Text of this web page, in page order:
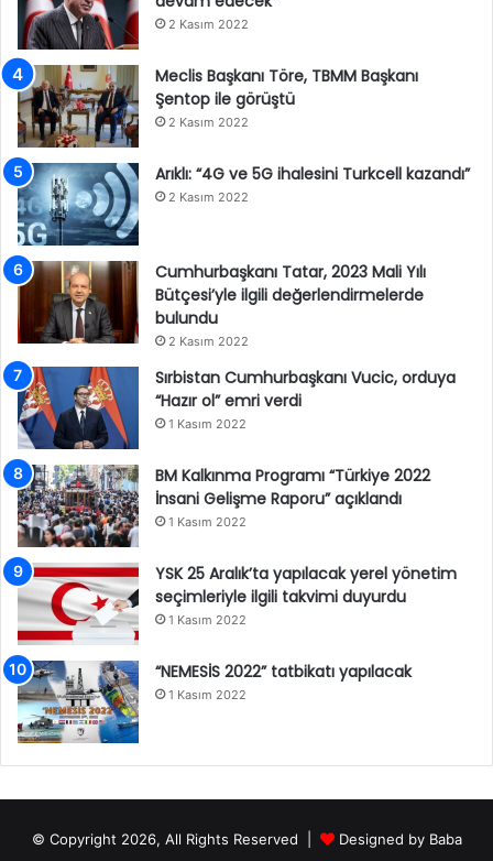
2 Kasım 2022
Meclis Başkanı Töre, TBMM Başkanı
Şentop ile görüştü
2 Kasım 2022
Arıklı: “4G ve 5G ihalesini Turkcell kazandı”
2 Kasım 2022
Cumhurbaşkanı Tatar, 2023 Mali Yılı
Bütçesi’yle ilgili değerlendirmelerde
bulundu
2 Kasım 2022
Sırbistan Cumhurbaşkanı Vucic, orduya
“Hazır ol” emri verdi
1 Kasım 2022
BM Kalkınma Programı “Türkiye 2022
İnsani Gelişme Raporu” açıklandı
1 Kasım 2022
YSK 25 Aralık’ta yapılacak yerel yönetim
seçimleriyle ilgili takvimi duyurdu
1 Kasım 2022
“NEMESİS 2022” tatbikatı yapılacak
1 Kasım 2022
© Copyright 2026, All Rights Reserved | Designed by Baba